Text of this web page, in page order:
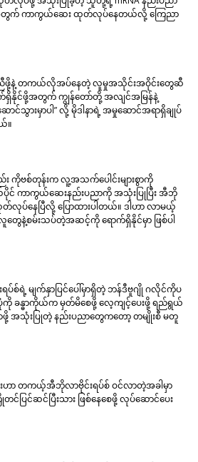
အတွက် ကာကွယ်ဆေး ထုတ်လုပ်နေတယ်လို့ ကြေညာ
ကူညီဖို့နဲ့ တကယ်လိုအပ်နေတဲ့ လူမှုအသိုင်းအဝိုင်းတွေဆီ
ရှိနိုင်ဖို့အတွက် ကျွန်တော်တို့ အလျင်အမြန်နဲ့
င်သွားမှာပါ” လို့ မိုဒါနာရဲ့ အမှုဆောင်အရာရှိချုပ်
။
ဗစ်တုန်းက လူ့အသက်ပေါင်းများစွာကို
ကာကွယ်ဆေးနည်းပညာကို အသုံးပြုပြီး အီဘို
နေပြီလို့ ပြောထားပါတယ်။ ဒါဟာ လာမယ့်
ေနဲ့စမ်းသပ်တဲ့အဆင့်ကို ရောက်ရှိနိုင်မှာ ဖြစ်ပါ
စ်ရဲ့ မျက်နှာပြင်ပေါ်မှာရှိတဲ့ ဘန်ဒီဗူဂျို ဂလိုင်ကိုပ
ခန္ဓာကိုယ်က မှတ်မိစေဖို့ လေ့ကျင့်ပေးဖို့ ရည်ရွယ်
ဖို့ အသုံးပြုတဲ့ နည်းပညာတွေကတော့ တမျိုးစီ မတူ
ဟာ တကယ့်အီဘိုလာဗိုင်းရပ်စ် ဝင်လာတဲ့အခါမှာ
ြင်ဆင်ပြီးသား ဖြစ်နေစေဖို့ လုပ်ဆောင်ပေး